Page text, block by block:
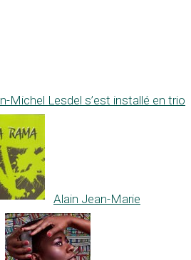
Michel Lesdel s’est installé en trio
Alain Jean-Marie